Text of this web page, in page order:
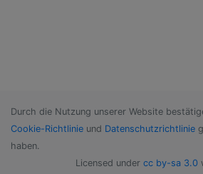
Durch die Nutzung unserer Website
Cookie-Richtlinie und Datenschutzrichtlinie
haben.
Licensed under cc by-sa 3.0